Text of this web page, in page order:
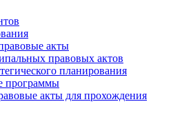
акты
правовых актов
планирования
программы
акты для прохождения